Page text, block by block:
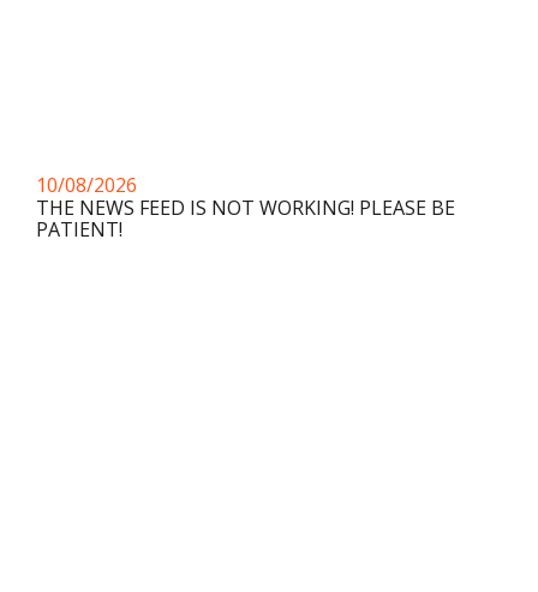
10/08/2026
THE NEWS FEED IS NOT WORKING! PLEASE BE
PATIENT!